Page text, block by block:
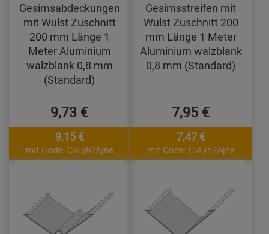
Gesimsabdeckungen
mit Wulst Zuschnitt
200 mm Länge 1
Meter Aluminium
walzblank 0,8 mm
(Standard)
9,73 €
9,15 €
mit Code: CxLyh2Ajne
Gesimsstreifen mit
Wulst Zuschnitt 200
mm Länge 1 Meter
Aluminium walzblank
0,8 mm (Standard)
7,95 €
7,47 €
mit Code: CxLyh2Ajne